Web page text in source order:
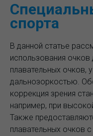
спорта
В данной статье
использования
плавательных очков,
дальнозоркостью.
коррекция зрения
например, при
Также
плавательных очков